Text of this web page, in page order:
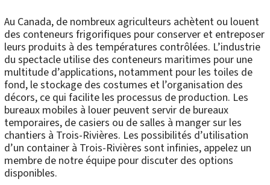
Au Canada, de nombreux agriculteurs achètent ou louent
des conteneurs frigorifiques pour conserver et entreposer
leurs produits à des températures contrôlées. L’industrie
du spectacle utilise des conteneurs maritimes pour une
multitude d’applications, notamment pour les toiles de
fond, le stockage des costumes et l’organisation des
décors, ce qui facilite les processus de production. Les
bureaux mobiles à louer peuvent servir de bureaux
temporaires, de casiers ou de salles à manger sur les
chantiers à Trois-Rivières. Les possibilités d’utilisation
d’un container à Trois-Rivières sont infinies, appelez un
membre de notre équipe pour discuter des options
disponibles.